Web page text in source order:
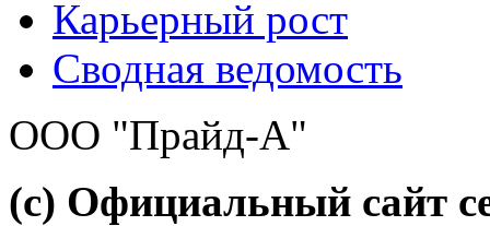
Карьерный рост
Сводная ведомость
ООО "Прайд-А"
(с) Официальный сайт